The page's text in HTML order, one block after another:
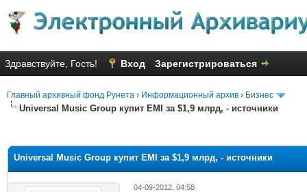
Здравствуйте, Гость! Вход Зарегистрироваться
Главный архивный фонд Рунета › Информационный архив › Бизнес
Universal Music Group купит EMI за $1,9 млрд, - источники
Universal Music Group купит EMI за $1,9 млрд, - источники
04-09-2012, 04:58